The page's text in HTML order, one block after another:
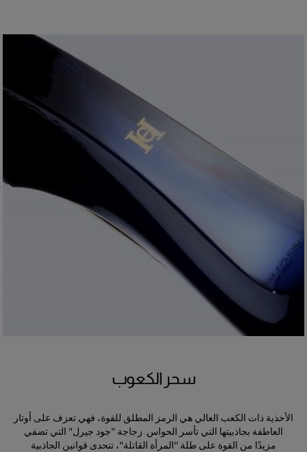
سحر الكعوب
الأحذية ذات الكعب العالي هي الرمز المطلق للقوة، فهي تعزف على أوتار
العاطفة بجاذبيتها التي تأسر الحواس. زجاجة "جود جيرل" التي تضفي
مزيدًا من القوة على طلة "المرأة القاتلة"، تتحدى قوانين الجاذبية